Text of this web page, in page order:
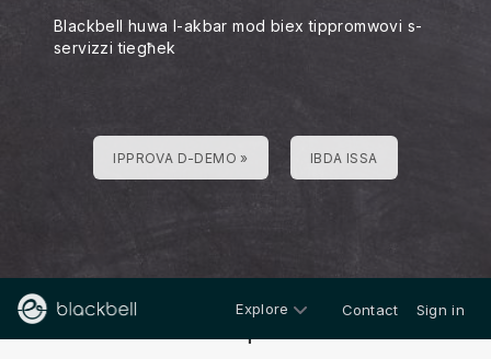
Blackbell huwa l-akbar mod biex tippromwovi s-
servizzi tiegħek
IPPROVA D-DEMO » IBDA ISSA
Explore Contact Sign in